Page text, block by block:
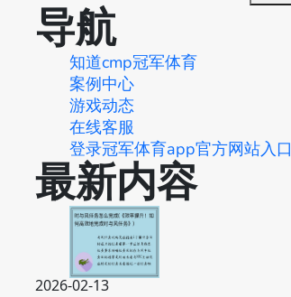
导航
知道cmp冠军体育
案例中心
游戏动态
在线客服
登录冠军体育app官方网站入口
最新内容
2026-02-13